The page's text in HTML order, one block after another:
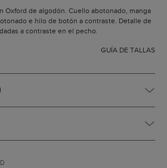
Oxford de algodón. Cuello abotonado, manga
e hilo de botón a contraste. Detalle de
a contraste en el pecho.
GUÍA DE TALLAS